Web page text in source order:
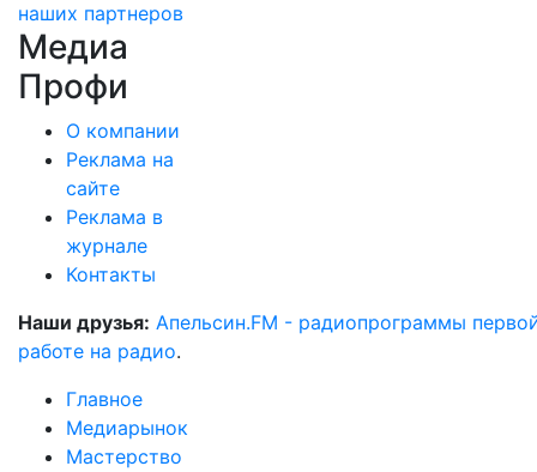
наших партнеров
Медиа
Профи
О компании
Реклама на
сайте
Реклама в
журнале
Контакты
Наши друзья: Апельсин.FM - радиопрограммы
работе на радио.
Главное
Медиарынок
Мастерство